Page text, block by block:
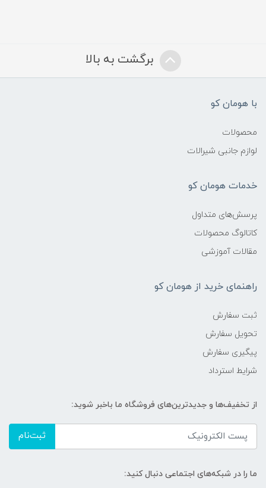
برگشت به بالا
با هومان کو
محصولات
لوازم جانبی شیرالات
خدمات هومان کو
پرسش‌های متداول
کاتالوگ محصولات
مقالات آموزشی
راهنمای خرید از هومان کو
ثبت سفارش
تحویل سفارش
پیگیری سفارش
شرایط استرداد
از تخفیف‌ها و جدیدترین‌های فروشگاه ما باخبر شوید:
ثبت‌نام
ما را در شبکه‌های اجتماعی دنبال کنید: